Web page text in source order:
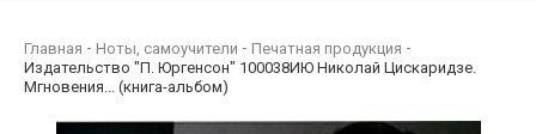
Главная Ноты, самоучители
Печатная продукция
Издательство "П. Юргенсон" 100038ИЮ Николай Цискаридзе.
Мгновения... (книга-альбом)